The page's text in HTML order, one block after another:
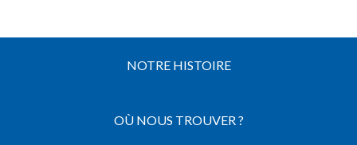
NOTRE HISTOIRE
OÙ NOUS TROUVER ?